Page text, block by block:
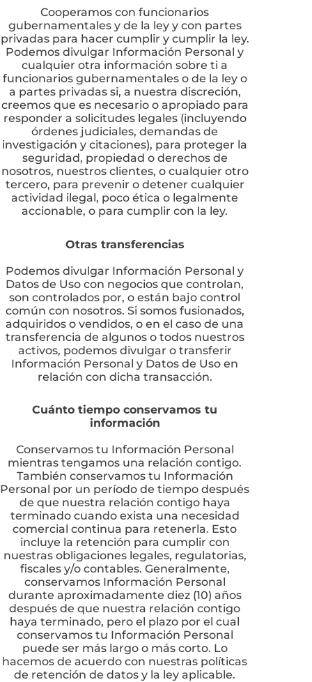
Cooperamos con funcionarios
gubernamentales y de la ley y con partes
privadas para hacer cumplir y cumplir la ley.
Podemos divulgar Información Personal y
cualquier otra información sobre ti a
funcionarios gubernamentales o de la ley o
a partes privadas si, a nuestra discreción,
creemos que es necesario o apropiado para
responder a solicitudes legales (incluyendo
órdenes judiciales, demandas de
investigación y citaciones), para proteger la
seguridad, propiedad o derechos de
nosotros, nuestros clientes, o cualquier otro
tercero, para prevenir o detener cualquier
actividad ilegal, poco ética o legalmente
accionable, o para cumplir con la ley.
Otras transferencias
Podemos divulgar Información Personal y
Datos de Uso con negocios que controlan,
son controlados por, o están bajo control
común con nosotros. Si somos fusionados,
adquiridos o vendidos, o en el caso de una
transferencia de algunos o todos nuestros
activos, podemos divulgar o transferir
Información Personal y Datos de Uso en
relación con dicha transacción.
Cuánto tiempo conservamos tu
información
Conservamos tu Información Personal
mientras tengamos una relación contigo.
También conservamos tu Información
Personal por un período de tiempo después
de que nuestra relación contigo haya
terminado cuando exista una necesidad
comercial continua para retenerla. Esto
incluye la retención para cumplir con
nuestras obligaciones legales, regulatorias,
fiscales y/o contables. Generalmente,
conservamos Información Personal
durante aproximadamente diez (10) años
después de que nuestra relación contigo
haya terminado, pero el plazo por el cual
conservamos tu Información Personal
puede ser más largo o más corto. Lo
hacemos de acuerdo con nuestras políticas
de retención de datos y la ley aplicable.